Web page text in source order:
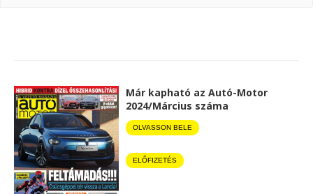
Már kapható az Autó-Motor
2024/Március száma
OLVASSON BELE
ELŐFIZETÉS